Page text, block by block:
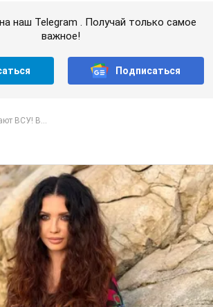
наш Telegram . Получай только самое
важное!
Подписаться
ВСУ! В...